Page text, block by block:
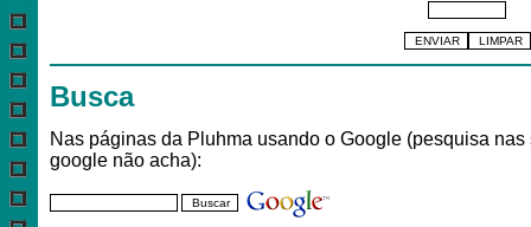
Busca
Nas páginas da Pluhma usando o Google (pesquisa
google não acha):